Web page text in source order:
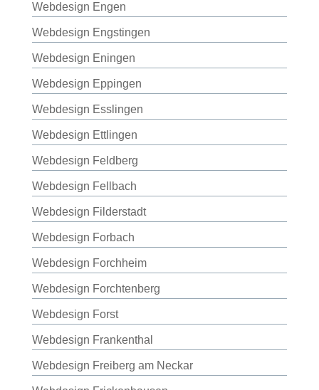
Webdesign Engen
Webdesign Engstingen
Webdesign Eningen
Webdesign Eppingen
Webdesign Esslingen
Webdesign Ettlingen
Webdesign Feldberg
Webdesign Fellbach
Webdesign Filderstadt
Webdesign Forbach
Webdesign Forchheim
Webdesign Forchtenberg
Webdesign Forst
Webdesign Frankenthal
Webdesign Freiberg am Neckar